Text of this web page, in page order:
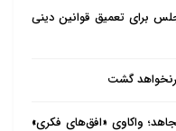
مردم به این فراگیری
نیافته بود و الان
هستیم.
با همۀ پیروزی‌هایی
با همۀ نفوذ و گسترش
برای تعمیق قوانین دینی
گشت
واکاوی «افق‌های فکری»